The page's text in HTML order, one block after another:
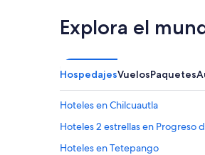
Explora el
HospedajesVuelosPaquetes
Hoteles en Chilcuautla
Hoteles 2 estrellas en Progreso
Hoteles en Tetepango